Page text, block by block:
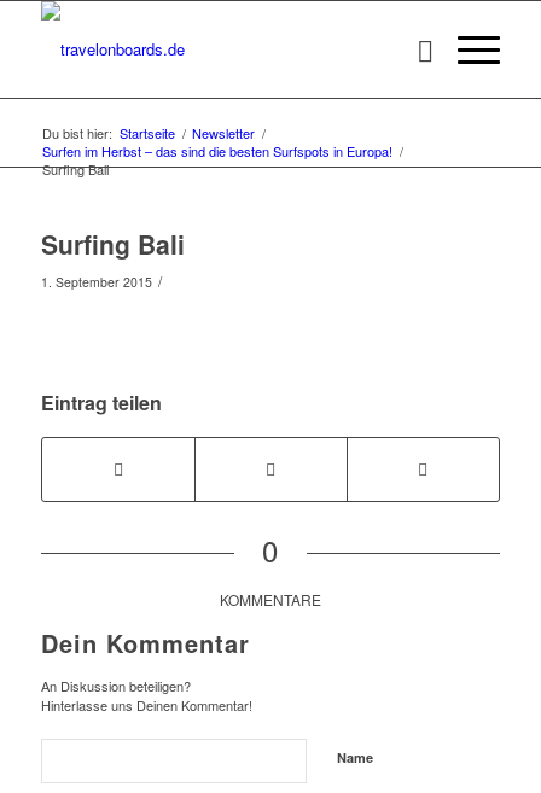
Du bist hier: Startseite / Newsletter /
Surfen im Herbst – das sind die besten Surfspots in Europa! /
Surfing Bali
Surfing Bali
1. September 2015 /
Eintrag teilen
0
KOMMENTARE
Dein Kommentar
An Diskussion beteiligen?
Hinterlasse uns Deinen Kommentar!
Name